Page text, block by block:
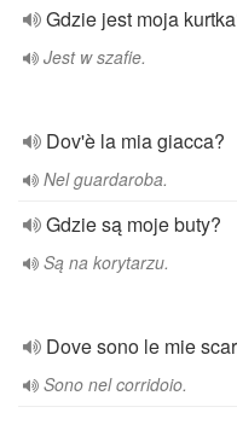
Gdzie jest moja
Jest w szafie.
Dov'è la mia giacca?
Nel guardaroba.
Gdzie są moje buty?
Są na korytarzu.
Dove sono le mie
Sono nel corridoio.